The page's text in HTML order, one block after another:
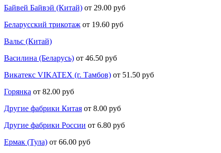
Байвей Байвэй (Китай) от 29.00 руб
Беларусский трикотаж от 19.60 руб
Вальс (Китай)
Василина (Беларусь) от 46.50 руб
Викатекс VIKATEX (г. Тамбов) от 51.50 руб
Горянка от 82.00 руб
Другие фабрики Китая от 8.00 руб
Другие фабрики России от 6.80 руб
Ермак (Тула) от 66.00 руб